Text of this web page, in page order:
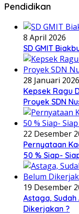
Pendidikan
8 April 2026
SD GMIT
28 Januari 2026
Kepsek Ragu
Proyek SDN
22 Desember
Pernyataan
50 % Siap-
19 Desember
Astaga, Sudah
Dikerjakan ?